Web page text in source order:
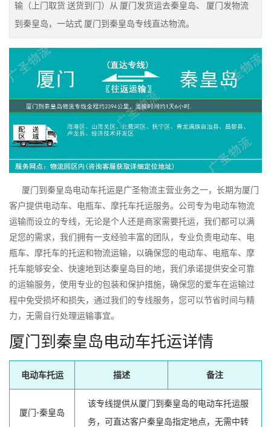
输（上门取货 送货到门）从 厦门发货运去秦皇岛、 厦门发物流
到秦皇岛，一站式 厦门到秦皇岛专线直达物流。
厦门到秦皇岛电动车托运是广圣物流主营业务之一，长期为厦门
客户提供电动车、电瓶车、摩托车托运服务。公司专为电动车物流
运输而设立的专线，无论是个人还是商家需要托运，我们都可以满
足您的需求，我们拥有一支经验丰富的团队，专业负责电动车、电
瓶车、摩托车的托运和物流运输，以确保您的电动车、电瓶车、摩
托车能够安全、快速地到达秦皇岛目的地，我们承诺提供安全可靠
的运输服务，使用专业的包装和保护措施，确保您的爱车在运输过
程中免受损坏和损失，通过我们的专线服务，您可以节省时间与精
力，无需自行处理运输事宜。
厦门到秦皇岛电动车托运详情
电动车托运 描述 备注
厦门-秦皇岛
该专线提供从厦门到秦皇岛的电动车托运服
务，可直达客户秦皇岛指定地点，无需中转